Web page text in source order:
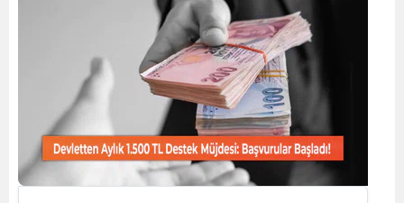
Bitlis
Bolu
Burdur
Bursa
Çanakkale